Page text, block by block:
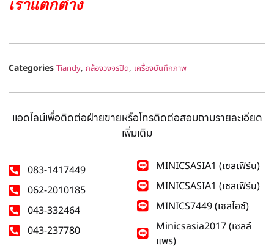
เราแตกต่าง
Categories Tiandy, กล้องวงจรปิด, เครื่องบันทึกภาพ
แอดไลน์เพื่อติดต่อฝ่ายขายหรือโทรติดต่อสอบถามรายละเอียด
เพิ่มเติม
083-1417449
062-2010185
043-332464
043-237780
MINICSASIA1 (เซลเฟิร์น)
MINICSASIA1 (เซลเฟิร์น)
MINICS7449 (เซลไอซ์)
Minicsasia2017 (เซลล์
แพร)